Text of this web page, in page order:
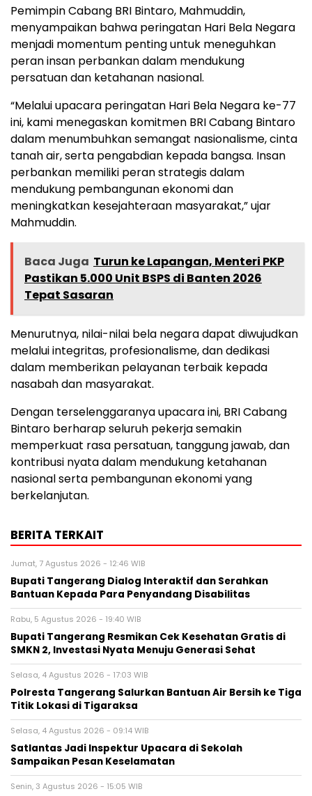
Pemimpin Cabang BRI Bintaro, Mahmuddin,
menyampaikan bahwa peringatan Hari Bela Negara
menjadi momentum penting untuk meneguhkan
peran insan perbankan dalam mendukung
persatuan dan ketahanan nasional.
“Melalui upacara peringatan Hari Bela Negara ke-77
ini, kami menegaskan komitmen BRI Cabang Bintaro
dalam menumbuhkan semangat nasionalisme, cinta
tanah air, serta pengabdian kepada bangsa. Insan
perbankan memiliki peran strategis dalam
mendukung pembangunan ekonomi dan
meningkatkan kesejahteraan masyarakat,” ujar
Mahmuddin.
Baca Juga Turun ke Lapangan, Menteri PKP
Pastikan 5.000 Unit BSPS di Banten 2026
Tepat Sasaran
Menurutnya, nilai-nilai bela negara dapat diwujudkan
melalui integritas, profesionalisme, dan dedikasi
dalam memberikan pelayanan terbaik kepada
nasabah dan masyarakat.
Dengan terselenggaranya upacara ini, BRI Cabang
Bintaro berharap seluruh pekerja semakin
memperkuat rasa persatuan, tanggung jawab, dan
kontribusi nyata dalam mendukung ketahanan
nasional serta pembangunan ekonomi yang
berkelanjutan.
BERITA TERKAIT
Jumat, 7 Agustus 2026 - 12:46 WIB
Bupati Tangerang Dialog Interaktif dan Serahkan
Bantuan Kepada Para Penyandang Disabilitas
Rabu, 5 Agustus 2026 - 19:40 WIB
‎Bupati Tangerang Resmikan Cek Kesehatan Gratis di
SMKN 2, Investasi Nyata Menuju Generasi Sehat
Selasa, 4 Agustus 2026 - 17:03 WIB
Polresta Tangerang Salurkan Bantuan Air Bersih ke Tiga
Titik Lokasi di Tigaraksa
Selasa, 4 Agustus 2026 - 09:14 WIB
Satlantas Jadi Inspektur Upacara di Sekolah
Sampaikan Pesan Keselamatan
Senin, 3 Agustus 2026 - 15:05 WIB